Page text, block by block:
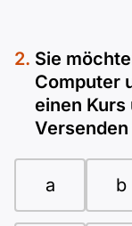
Sie
Computer
einen Kurs
a b